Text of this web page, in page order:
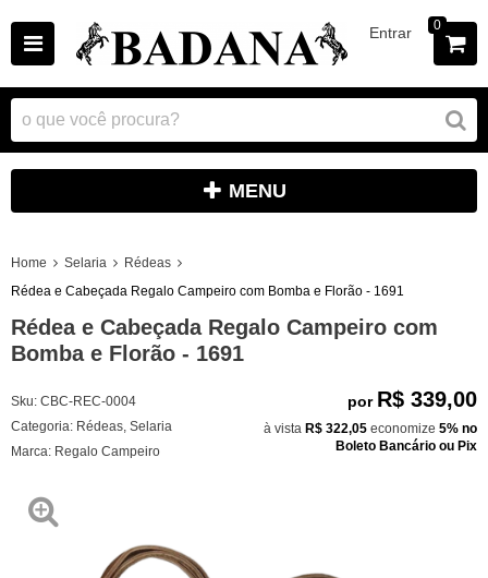
Entrar 0
MENU
Home Selaria
Rédeas
Rédea e Cabeçada Regalo Campeiro com Bomba e Florão - 1691
Rédea e Cabeçada Regalo Campeiro com
Bomba e Florão - 1691
Sku: CBC-REC-0004
Categoria: Rédeas Selaria
Marca: Regalo Campeiro
por R$ 339,00
à vista R$ 322,05 economize 5% no
Boleto Bancário ou Pix